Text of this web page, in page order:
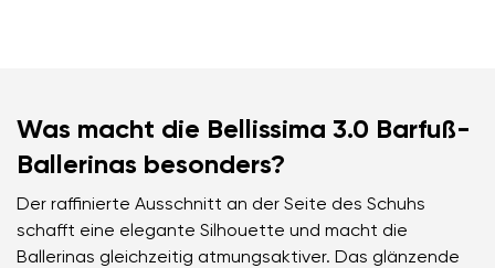
Was macht die Bellissima 3.0 Barfuß-
Ballerinas besonders?
Der raffinierte Ausschnitt an der Seite des Schuhs
schafft eine elegante Silhouette und macht die
Ballerinas gleichzeitig atmungsaktiver. Das glänzende